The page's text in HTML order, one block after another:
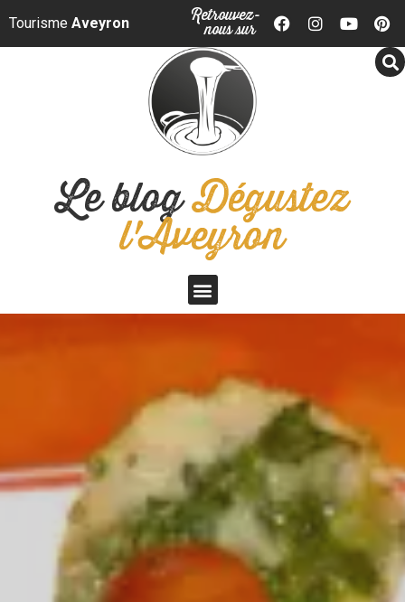
Panneau de gestion des cookies
Tourisme Aveyron Retrouvez-
nous sur
Le blogDégustez
l'Aveyron